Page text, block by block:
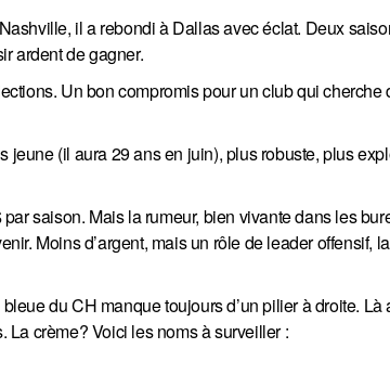
il a rebondi à Dallas avec éclat. Deux
ardent de gagner.
Un bon compromis pour un club qui cherche
jeune (il aura 29 ans en juin), plus robuste, plus
saison. Mais la rumeur, bien vivante dans les
Moins d’argent, mais un rôle de leader offensif,
du CH manque toujours d’un pilier à droite. Là
crème? Voici les noms à surveiller :